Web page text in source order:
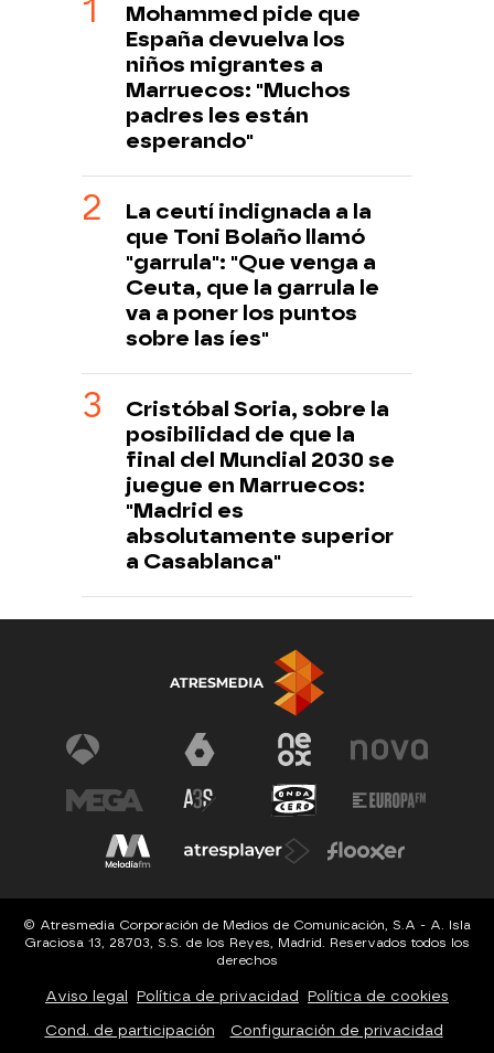
Mohammed pide que
España devuelva los
niños migrantes a
Marruecos: "Muchos
padres les están
esperando"
La ceutí indignada a la
que Toni Bolaño llamó
"garrula": "Que venga a
Ceuta, que la garrula le
va a poner los puntos
sobre las íes"
Cristóbal Soria, sobre la
posibilidad de que la
final del Mundial 2030 se
juegue en Marruecos:
"Madrid es
absolutamente superior
a Casablanca"
© Atresmedia Corporación de Medios de Comunicación, S.A - A. Isla
Graciosa 13, 28703, S.S. de los Reyes, Madrid. Reservados todos los
derechos
Aviso legal Política de privacidad Política de cookies
Cond. de participación Configuración de privacidad